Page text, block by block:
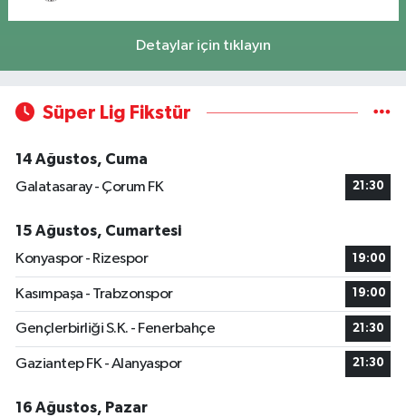
Detaylar için tıklayın
Süper Lig Fikstür
14 Ağustos, Cuma
Galatasaray - Çorum FK
21:30
15 Ağustos, Cumartesi
Konyaspor - Rizespor
19:00
Kasımpaşa - Trabzonspor 19:00
Gençlerbirliği S.K. - Fenerbahçe 21:30
Gaziantep FK - Alanyaspor 21:30
16 Ağustos, Pazar